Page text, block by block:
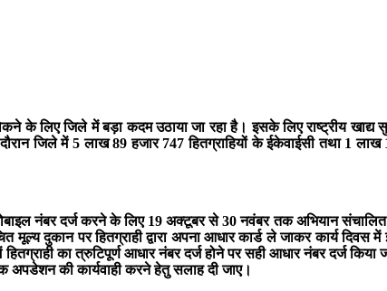
के लिए जिले में बड़ा कदम उठाया जा रहा है। इसके लिए राष्ट्रीय खाद्य
जिले में 5 लाख 89 हजार 747 हितग्राहियों के ईकेवाईसी तथा 1
नंबर दर्ज करने के लिए 19 अक्टूबर से 30 नवंबर तक अभियान
दुकान पर हितग्राही द्वारा अपना आधार कार्ड ले जाकर कार्य दिवस
का त्रुटिपूर्ण आधार नंबर दर्ज होने पर सही आधार नंबर दर्ज
अपडेशन की कार्यवाही करने हेतु सलाह दी जाए।